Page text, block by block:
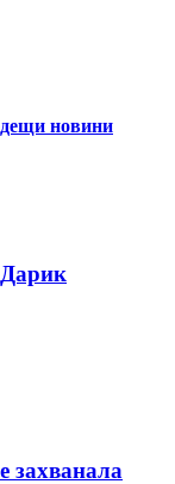
новини
Дарик
захванала